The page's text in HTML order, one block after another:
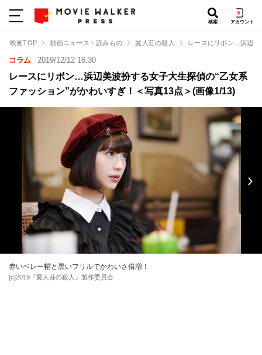
検索 アカウント
映画TOP 映画ニュース・読みもの 屍人荘の殺人 レースにリボン…浜辺美
コラム 2019/12/12 16:30
レースにリボン…浜辺美波扮する女子大生探偵の“乙女系
ファッション”がかわいすぎ！＜写真13点＞(画像1/13)
赤いベレー帽と黒いフリルでかわいさ倍増！
[c]2019『屍人荘の殺人』製作委員会